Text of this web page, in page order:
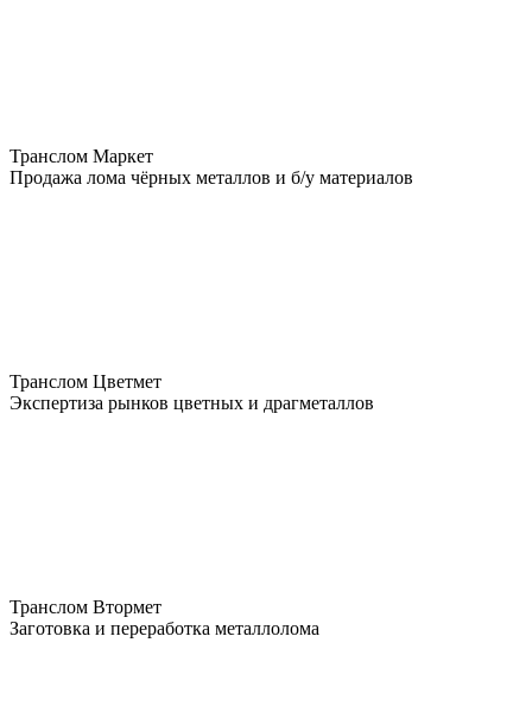
Транслом Маркет
Продажа лома чёрных металлов и б/у материалов
Транслом Цветмет
Экспертиза рынков цветных и драгметаллов
Транслом Втормет
Заготовка и переработка металлолома